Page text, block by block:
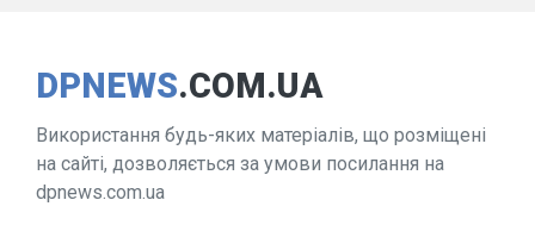
DPNEWS.COM.UA
Використання будь-яких матеріалів, що розміщені
на сайті, дозволяється за умови посилання на
dpnews.com.ua